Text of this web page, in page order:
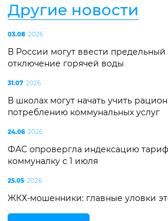
Другие новости
03.08 2026
В России могут ввести предельный
отключение горячей воды
31.07 2026
В школах могут начать учить
потреблению коммунальных услуг
24.06 2026
ФАС опровергла индексацию
коммуналку с 1 июля
25.05 2026
ЖКХ-мошенники: главные уловки